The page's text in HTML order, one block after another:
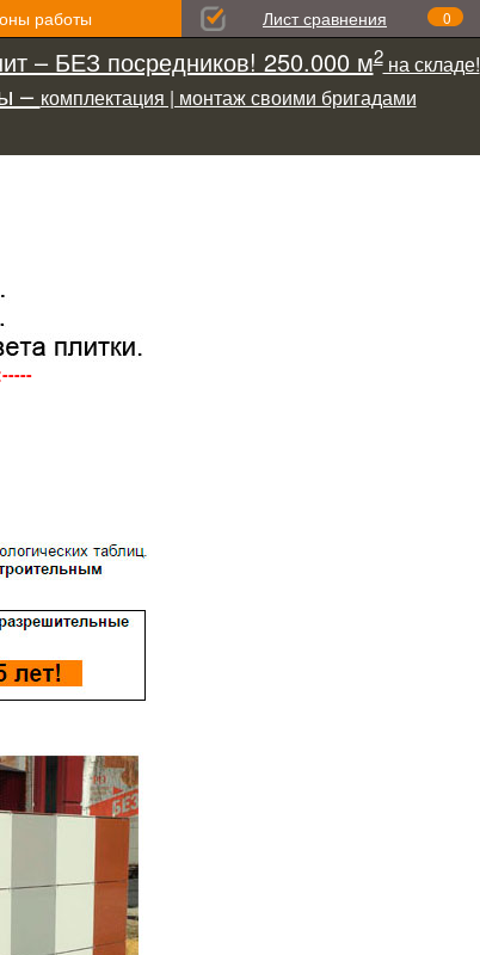
работы Лист сравнения 0
– БЕЗ посредников! 250.000 м2на складе!
– комплектация | монтаж своими бригадами